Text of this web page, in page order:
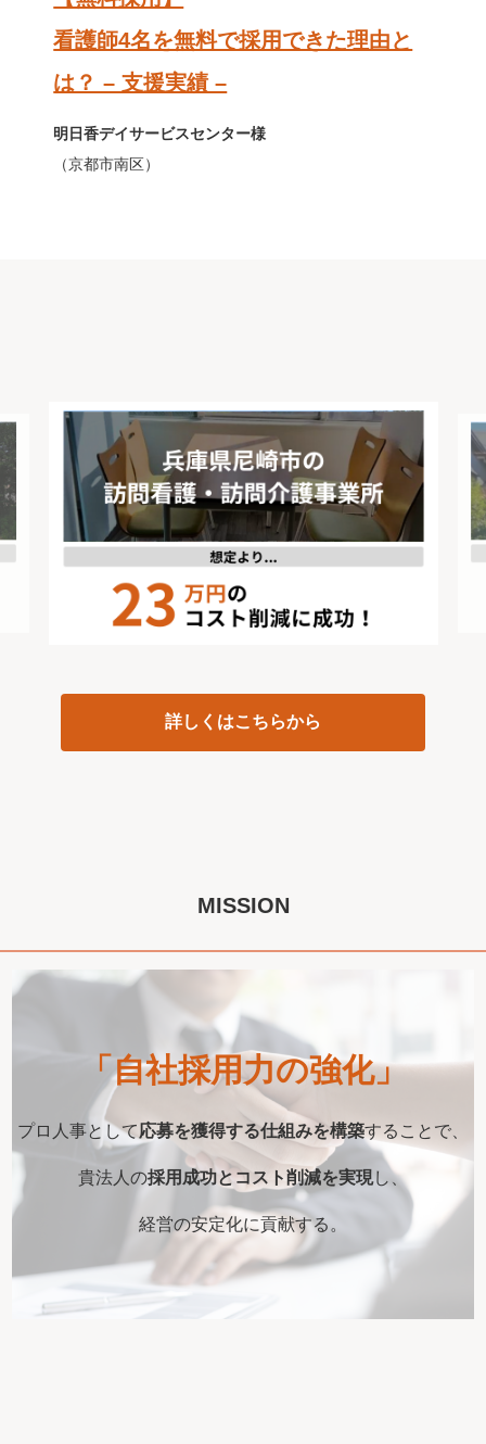
看護師4名を無料で採用できた理由と
は？ – 支援実績 –
明日香デイサービスセンター様
（京都市南区）
詳しくはこちらから
MISSION
「自社採用力の強化」
プロ人事として応募を獲得する仕組みを構築することで、
貴法人の採用成功とコスト削減を実現し、
経営の安定化に貢献する。